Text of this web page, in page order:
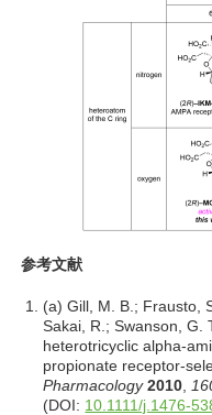
参考文献
(a) Gill, M. B.; Frausto,
Sakai, R.; Swanson, G.
heterotricyclic alpha-
propionate receptor-
Pharmacology 2010
(DOI: 10.1111/j.1476-